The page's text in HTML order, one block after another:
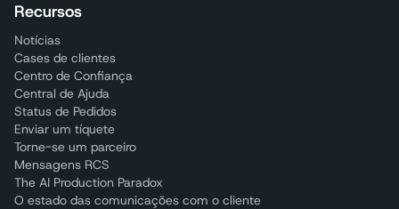
Recursos
Notícias
Cases de clientes
Centro de Confiança
Central de Ajuda
Status de Pedidos
Enviar um tíquete
Torne-se um parceiro
Mensagens RCS
The AI Production Paradox
O estado das comunicações com o cliente